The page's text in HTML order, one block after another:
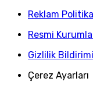
Reklam
Resmi
Gizlilik Bildirimi
Çerez Ayarları